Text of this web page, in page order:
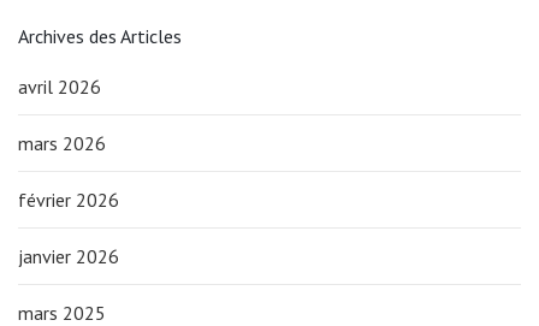
Archives des Articles
avril 2026
mars 2026
février 2026
janvier 2026
mars 2025